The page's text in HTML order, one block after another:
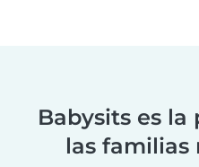
Babysits es
las familias